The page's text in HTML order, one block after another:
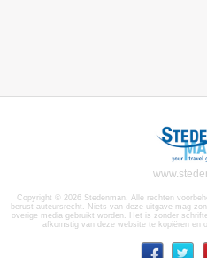
Copyright © 2026 Stedenman. Alle rechten
berust auteursrecht. Niets van deze uitgave mag
overige media gebruikt worden. Het is zonder
afkomstig van deze website te kopiëren en